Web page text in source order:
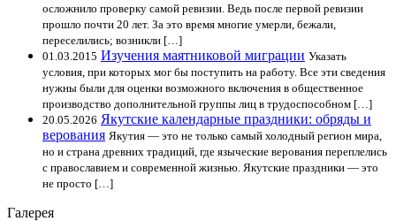
осложнило проверку самой ревизии. Ведь после первой ревизии
прошло почти 20 лет. За это время многие умерли, бежали,
переселились; возникли […]
01.03.2015 Изучения маятниковой миграции Указать
условия, при которых мог бы поступить на работу. Все эти сведения
нужны были для оценки возможного включения в общественное
производство дополнительной группы лиц в трудоспособном […]
20.05.2026 Якутские календарные праздники: обряды и
верования Якутия — это не только самый холодный регион мира,
но и страна древних традиций, где языческие верования переплелись
с православием и современной жизнью. Якутские праздники — это
не просто […]
Галерея